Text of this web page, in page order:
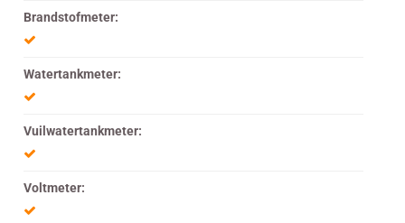
Brandstofmeter:
Watertankmeter:
Vuilwatertankmeter:
Voltmeter: